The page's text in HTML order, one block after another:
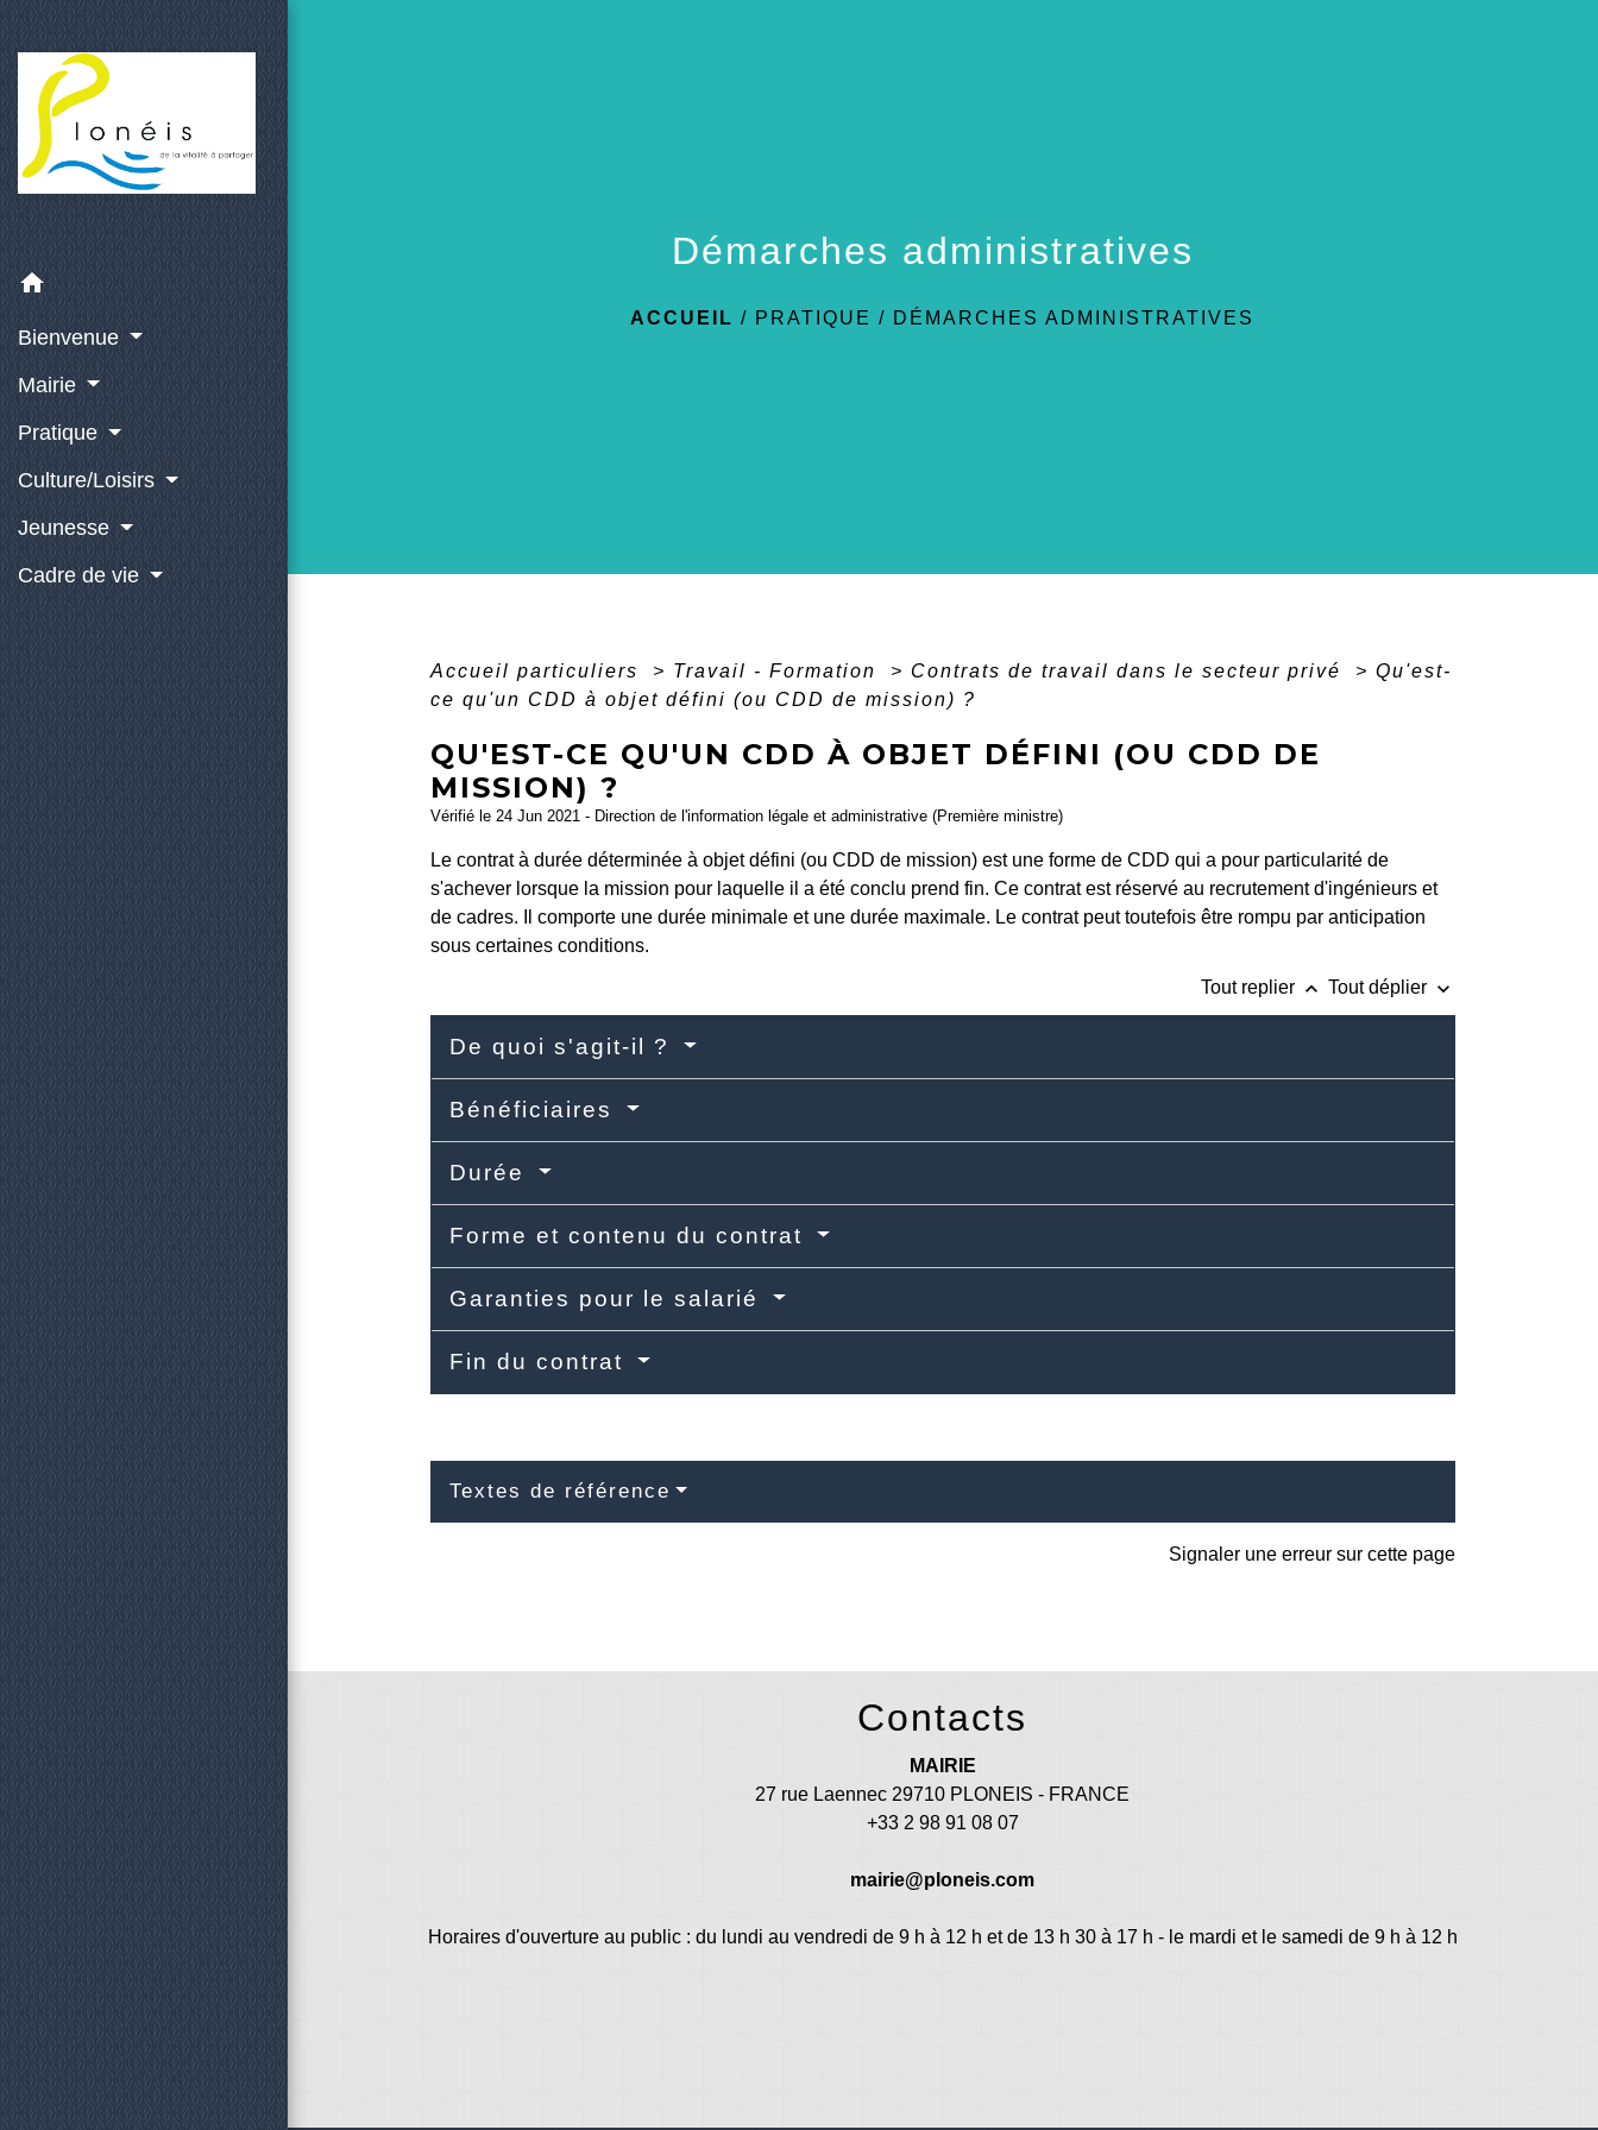
home
Bienvenue
Mairie
Pratique
Culture/Loisirs
Jeunesse
Cadre de vie
Démarches administratives
ACCUEIL / PRATIQUE / DÉMARCHES ADMINISTRATIVES
Accueil particuliers > Travail - Formation > Contrats de travail dans le secteur privé > Qu'est-
ce qu'un CDD à objet défini (ou CDD de mission) ?
QU'EST-CE QU'UN CDD À OBJET DÉFINI (OU CDD DE
MISSION) ?
Vérifié le 24 Jun 2021 - Direction de l'information légale et administrative (Première ministre)
Le contrat à durée déterminée à objet défini (ou CDD de mission) est une forme de CDD qui a pour particularité de
s'achever lorsque la mission pour laquelle il a été conclu prend fin. Ce contrat est réservé au recrutement d'ingénieurs et
de cadres. Il comporte une durée minimale et une durée maximale. Le contrat peut toutefois être rompu par anticipation
sous certaines conditions.
Tout replier keyboard_arrow_up Tout déplier keyboard_arrow_down
De quoi s'agit-il ?
Bénéficiaires
Durée
Forme et contenu du contrat
Garanties pour le salarié
Fin du contrat
Textes de référence
Signaler une erreur sur cette page
Contacts
MAIRIE
27 rue Laennec 29710 PLONEIS - FRANCE
+33 2 98 91 08 07
mairie@ploneis.com
Horaires d'ouverture au public : du lundi au vendredi de 9 h à 12 h et de 13 h 30 à 17 h - le mardi et le samedi de 9 h à 12 h